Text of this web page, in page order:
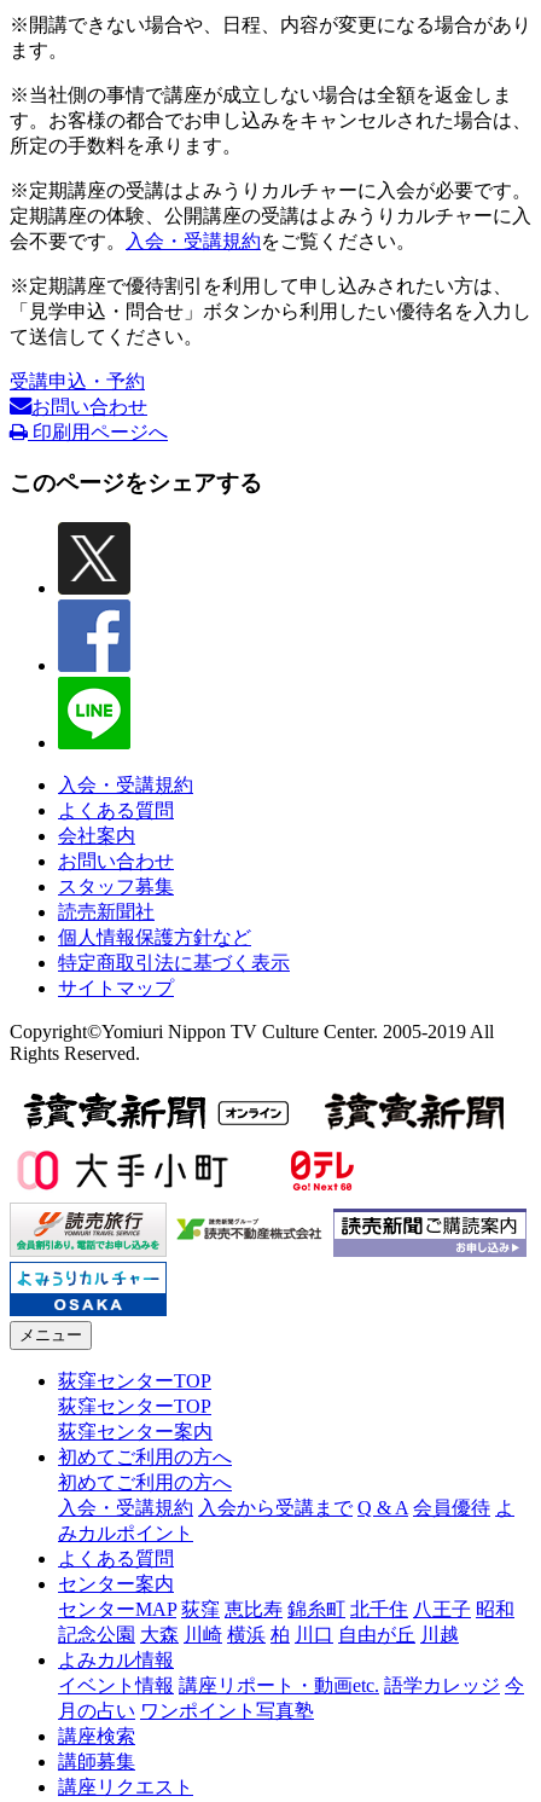
※開講できない場合や、日程、内容が変更になる場合があり
ます。
※当社側の事情で講座が成立しない場合は全額を返金しま
す。お客様の都合でお申し込みをキャンセルされた場合は、
所定の手数料を承ります。
※定期講座の受講はよみうりカルチャーに入会が必要です。
定期講座の体験、公開講座の受講はよみうりカルチャーに入
会不要です。
入会・受講規約をご覧ください。
※定期講座で優待割引を利用して申し込みされたい方は、
「見学申込・問合せ」ボタンから利用したい優待名を入力し
て送信してください。
受講申込・予約
お問い合わせ
印刷用ページへ
このページをシェアする
入会・受講規約
よくある質問
会社案内
お問い合わせ
スタッフ募集
読売新聞社
個人情報保護方針など
特定商取引法に基づく表示
サイトマップ
Copyright©Yomiuri Nippon TV Culture Center. 2005-2019 All
Rights Reserved.
メニュー
荻窪センターTOP
荻窪センターTOP
荻窪センター案内
初めてご利用の方へ
初めてご利用の方へ
入会・受講規約 入会から受講まで Q & A 会員優待 よ
みカルポイント
よくある質問
センター案内
センターMAP 荻窪 恵比寿 錦糸町 北千住 八王子 昭和
記念公園 大森 川崎 横浜 柏 川口 自由が丘 川越
よみカル情報
イベント情報 講座リポート・動画etc. 語学カレッジ 今
月の占い ワンポイント写真塾
講座検索
講師募集
講座リクエスト